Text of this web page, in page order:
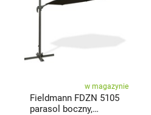
w magazynie
Fieldmann FDZN 5105
parasol boczny,